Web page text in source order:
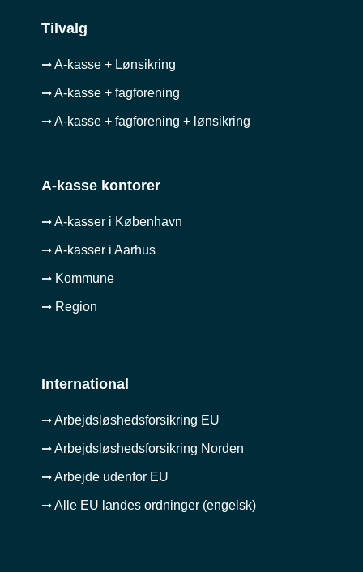
Tilvalg
➞ A-kasse + Lønsikring
➞ A-kasse + fagforening
➞ A-kasse + fagforening + lønsikring
A-kasse kontorer
➞ A-kasser i København
➞ A-kasser i Aarhus
➞ Kommune
➞ Region
International
➞ Arbejdsløshedsforsikring EU
➞ Arbejdsløshedsforsikring Norden
➞ Arbejde udenfor EU
➞ Alle EU landes ordninger (engelsk)